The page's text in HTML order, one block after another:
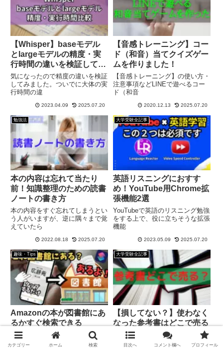
【Whisper】baseモデル
とlargeモデルの精度・実
行時間の違いを検証してみ
た
気になったので精度の違いを検証
してみました。ついでに大体の実
行時間の違
2023.04.09 2025.07.20
【音感トレーニング】コー
ド（和音）当てクイズゲー
ムを作りました！
【音感トレーニング】の使い方・
注意事項などLINEで遊べるコー
ド（和音
2020.12.13 2025.07.20
勉強法
本の内容は忘れて当たり
前！知識整理のための読書
ノートの書き方
本の内容をすぐ忘れてしまうとい
う人がいますが、逆に隅々まで覚
えていたら
2022.08.18 2025.07.20
大学受験全記事
英語リスニングにおすす
め！YouTube用Chrome拡
張機能2選
YouTubeで英語のリスニング勉強
をする上で、役に立ちそうな拡張
機能
2023.05.09 2025.07.20
趣味・Tips
Amazonの本が図書館にあ
るかすぐ検索できる
iPhoneショートカット
タイトルの通りです。ダウンロー
大学受験全記事
【損してない？】使わなく
なった参考書はどこで売る
べきかまとめてみた
受験が終わると不要な参考書が大
カテゴリー ホーム 検索 目次へ コメント欄へ プロフィール